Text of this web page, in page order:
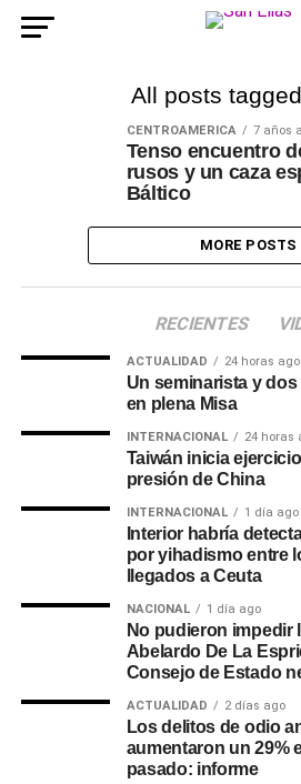
All posts
CENTROAMÉRICA 7 años
Tenso encuentro
rusos y un caza
Báltico
MORE POSTS
RECIENTES
ACTUALIDAD 24 horas ago
Un seminarista y
en plena Misa
INTERNACIONAL 24 horas
Taiwán inicia
presión de China
INTERNACIONAL 1 día ago
Interior habría
por yihadismo entre
llegados a Ceuta
NACIONAL 1 día ago
No pudieron impedir
Abelardo De La
Consejo de Estado
ACTUALIDAD 2 días ago
Los delitos de odio
aumentaron un 29%
pasado: informe